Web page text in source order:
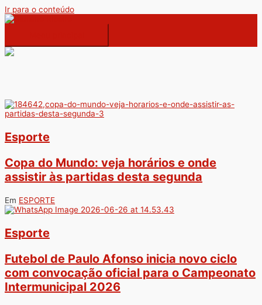
Ir para o conteúdo
Esporte
Copa do Mundo: veja horários e onde
assistir às partidas desta segunda
Em ESPORTE
Esporte
Futebol de Paulo Afonso inicia novo ciclo
com convocação oficial para o Campeonato
Intermunicipal 2026